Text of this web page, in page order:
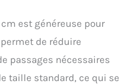
est généreuse pour
de réduire
passages nécessaires
taille standard, ce qui se